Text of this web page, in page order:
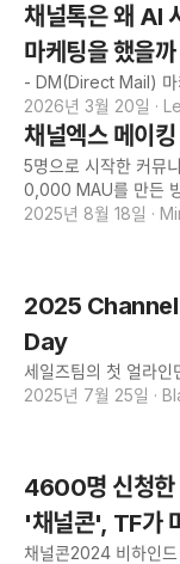
채널톡은 왜 AI
마케팅을 했을까
- DM(Direct Mail) 마
2026년 3월 20일 ·
채널엑스 메이
5명으로 시작한 커뮤
0,000 MAU를 만든
2025년 8월 18일 ·
2025
Day
세일즈팀의 첫 얼라인
2025년 7월 25일 ·
4600명 신청한
'채널콘', TF가
채널콘2024 비하인드